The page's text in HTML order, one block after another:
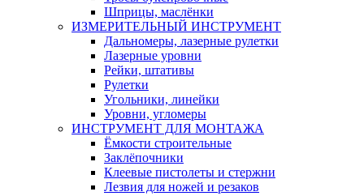
Шприцы, маслёнки
ИЗМЕРИТЕЛЬНЫЙ ИНСТРУМЕНТ
Дальномеры, лазерные рулетки
Лазерные уровни
Рейки, штативы
Рулетки
Угольники, линейки
Уровни, угломеры
ИНСТРУМЕНТ ДЛЯ МОНТАЖА
Ёмкости строительные
Заклёпочники
Клеевые пистолеты и стержни
Лезвия для ножей и резаков